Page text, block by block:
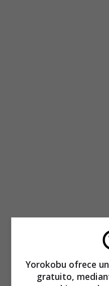
Yorokobu ofrece
gratuito,